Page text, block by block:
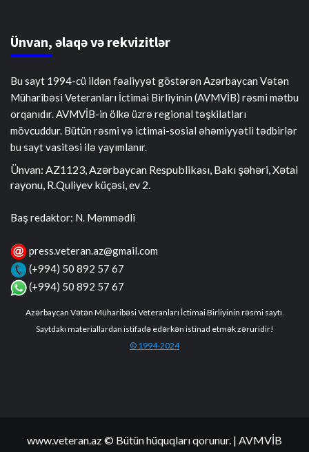
Ünvan, əlaqə və rekvizitlər
Bu sayt 1994-cü ildən fəaliyyət göstərən Azərbaycan Vətən
Müharibəsi Veteranları İctimai Birliyinin (AVMVİB) rəsmi mətbu
orqanıdır. AVMVİB-in ölkə üzrə regional təşkilatları
mövcuddur. Bütün rəsmi və ictimai-sosial əhəmiyyətli tədbirlər
bu sayt vasitəsi ilə yayımlanır.
Ünvan: AZ1123, Azərbaycan Respublikası, Bakı şəhəri, Xətai
rayonu, R.Quliyev küçəsi, ev 2.
Baş redaktor: N. Məmmədli
press.veteran.az@gmail.com
(+994) 50 892 57 67
(+994) 50 892 57 67
Azərbaycan Vətən Müharibəsi Veteranları İctimai Birliyinin rəsmi saytı.
Saytdakı materiallardan istifadə edərkən istinad etmək zəruridir!
© 1994-2024
www.veteran.az © Bütün hüquqları qorunur. | AVMVİB